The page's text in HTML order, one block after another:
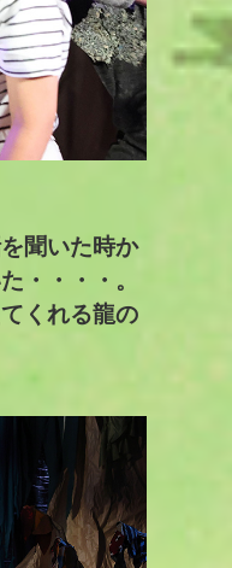
聞いた時か
・・・・。
くれる龍の